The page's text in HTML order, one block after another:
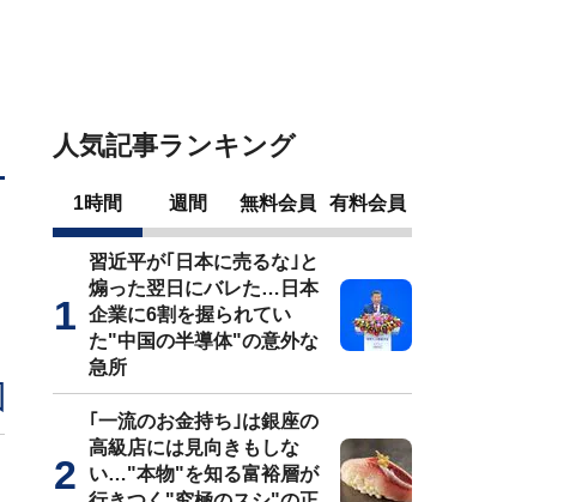
人気記事ランキング
1時間 週間 無料会員 有料会員
習近平が｢日本に売るな｣と
煽った翌日にバレた…日本
企業に6割を握られてい
た"中国の半導体"の意外な
急所
｢一流のお金持ち｣は銀座の
高級店には見向きもしな
い…"本物"を知る富裕層が